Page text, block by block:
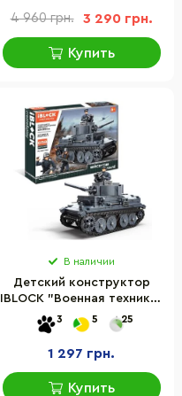
4 960 грн. 3 290 грн.
Купить
В наличии
Детский конструктор
IBLOCK "Военная техника"
Bambi PL-921-342, 658
деталей
3 5 25
1 297 грн.
Купить